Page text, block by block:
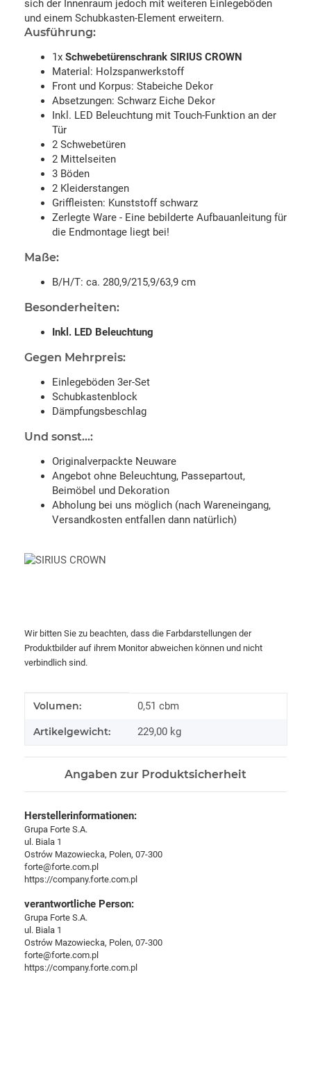
sich der Innenraum jedoch mit weiteren Einlegeböden
und einem Schubkasten-Element erweitern.
Ausführung:
1x Schwebetürenschrank SIRIUS CROWN
Material: Holzspanwerkstoff
Front und Korpus: Stabeiche Dekor
Absetzungen: Schwarz Eiche Dekor
Inkl. LED Beleuchtung mit Touch-Funktion an der
Tür
2 Schwebetüren
2 Mittelseiten
3 Böden
2 Kleiderstangen
Griffleisten: Kunststoff schwarz
Zerlegte Ware - Eine bebilderte Aufbauanleitung für
die Endmontage liegt bei!
Maße:
B/H/T: ca. 280,9/215,9/63,9 cm
Besonderheiten:
Inkl. LED Beleuchtung
Gegen Mehrpreis:
Einlegeböden 3er-Set
Schubkastenblock
Dämpfungsbeschlag
Und sonst...:
Originalverpackte Neuware
Angebot ohne Beleuchtung, Passepartout,
Beimöbel und Dekoration
Abholung bei uns möglich (nach Wareneingang,
Versandkosten entfallen dann natürlich)
Wir bitten Sie zu beachten, dass die Farbdarstellungen der
Produktbilder auf ihrem Monitor abweichen können und nicht
verbindlich sind.
Produkteigenschaft
Wert
Volumen: 0,51 cbm
Artikelgewicht: 229,00 kg
Angaben zur Produktsicherheit
Herstellerinformationen:
Grupa Forte S.A.
ul. Biala 1
Ostrów Mazowiecka, Polen, 07-300
forte@forte.com.pl
https://company.forte.com.pl
verantwortliche Person:
Grupa Forte S.A.
ul. Biala 1
Ostrów Mazowiecka, Polen, 07-300
forte@forte.com.pl
https://company.forte.com.pl